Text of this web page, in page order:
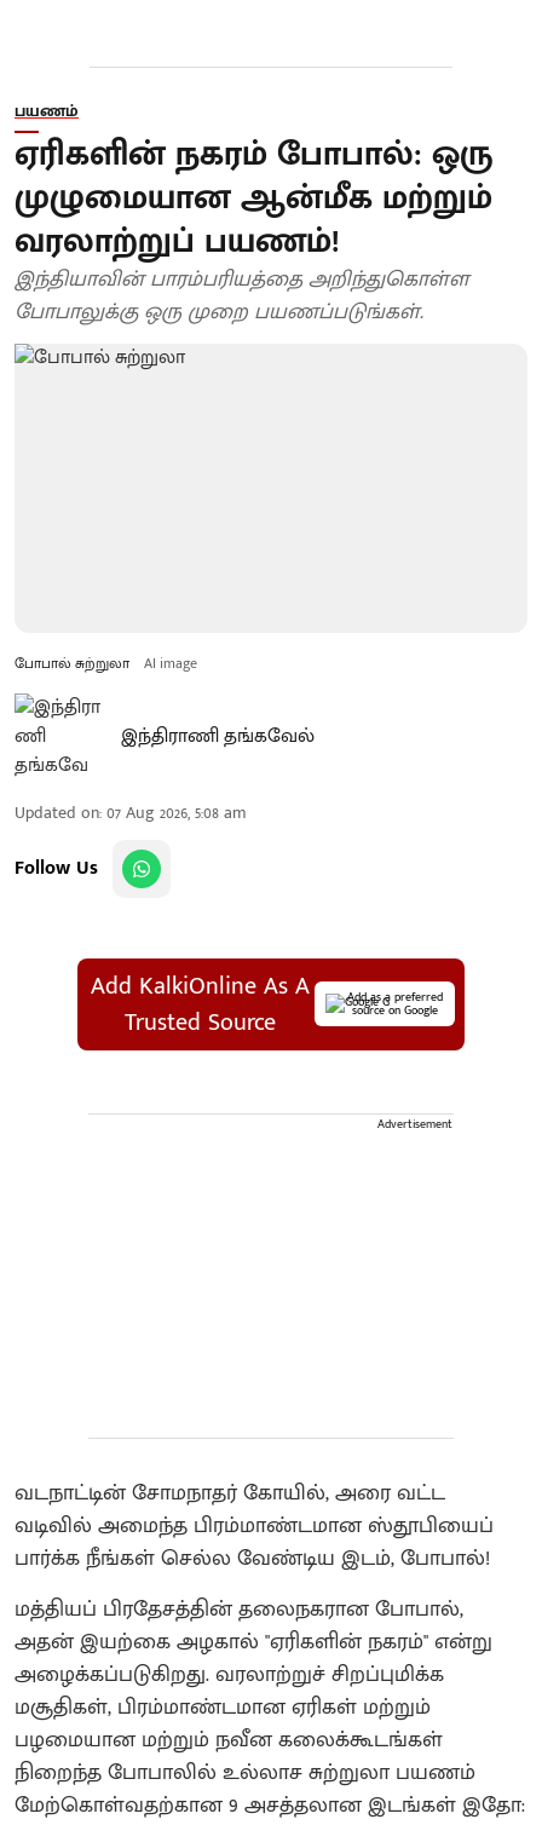
பயணம்
ஏரிகளின் நகரம் போபால்: ஒரு
முழுமையான ஆன்மீக மற்றும்
வரலாற்றுப் பயணம்!
இந்தியாவின் பாரம்பரியத்தை அறிந்துகொள்ள
போபாலுக்கு ஒரு முறை பயணப்படுங்கள்.
போபால் சுற்றுலா AI image
இந்திராணி தங்கவேல்
Updated on:07 Aug 2026, 5:08 am
Follow Us
Add KalkiOnline As A
Trusted Source
Add as a preferred
source on Google
Advertisement
வடநாட்டின் சோமநாதர் கோயில், அரை வட்ட
வடிவில் அமைந்த பிரம்மாண்டமான ஸ்தூபியைப்
பார்க்க நீங்கள் செல்ல வேண்டிய இடம், போபால்!
மத்தியப் பிரதேசத்தின் தலைநகரான போபால்,
அதன் இயற்கை அழகால் "ஏரிகளின் நகரம்" என்று
அழைக்கப்படுகிறது. வரலாற்றுச் சிறப்புமிக்க
மசூதிகள், பிரம்மாண்டமான ஏரிகள் மற்றும்
பழமையான மற்றும் நவீன கலைக்கூடங்கள்
நிறைந்த போபாலில் உல்லாச சுற்றுலா பயணம்
மேற்கொள்வதற்கான 9 அசத்தலான இடங்கள் இதோ: